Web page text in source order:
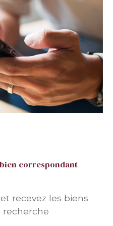
correspondant
recevez les biens
recherche